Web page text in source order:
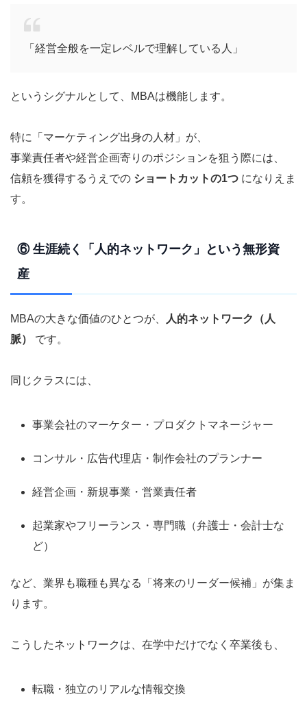
「経営全般を一定レベルで理解している人」
というシグナルとして、MBAは機能します。
特に「マーケティング出身の人材」が、
事業責任者や経営企画寄りのポジションを狙う際には、
信頼を獲得するうえでの ショートカットの1つ になりえま
す。
⑥ 生涯続く「人的ネットワーク」という無形資
産
MBAの大きな価値のひとつが、
人的ネットワーク（人
脈）
です。
同じクラスには、
事業会社のマーケター・プロダクトマネージャー
コンサル・広告代理店・制作会社のプランナー
経営企画・新規事業・営業責任者
起業家やフリーランス・専門職（弁護士・会計士な
ど）
など、業界も職種も異なる「将来のリーダー候補」が集ま
ります。
こうしたネットワークは、在学中だけでなく卒業後も、
転職・独立のリアルな情報交換